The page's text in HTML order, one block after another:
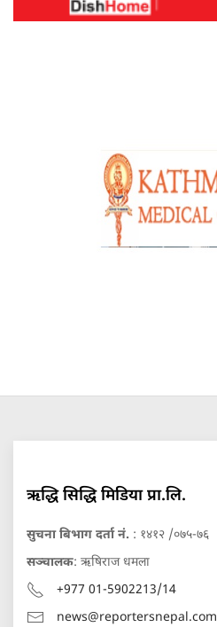
ऋद्धि सिद्धि मिडिया प्रा.लि.
सुचना बिभाग दर्ता नं. : १४१२ /०७५-७६
सञ्चालक: ऋषिराज धमला
+977 01-5902213/14
news@reportersnepal.com